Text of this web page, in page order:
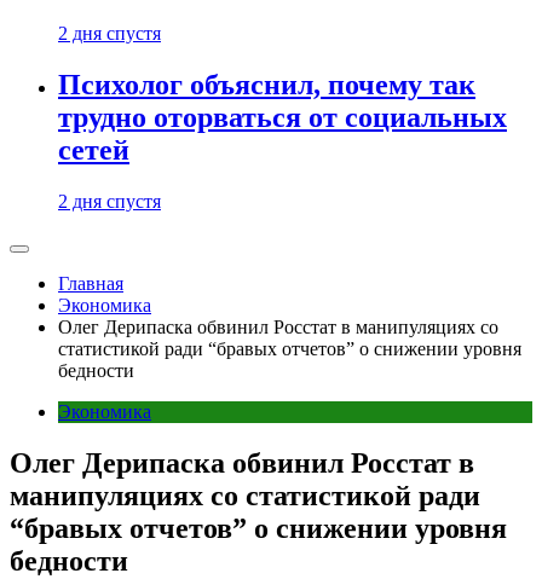
2 дня спустя
Психолог объяснил, почему так
трудно оторваться от социальных
сетей
2 дня спустя
Главная
Экономика
Олег Дерипаска обвинил Росстат в манипуляциях со
статистикой ради “бравых отчетов” о снижении уровня
бедности
Экономика
Олег Дерипаска обвинил Росстат в
манипуляциях со статистикой ради
“бравых отчетов” о снижении уровня
бедности